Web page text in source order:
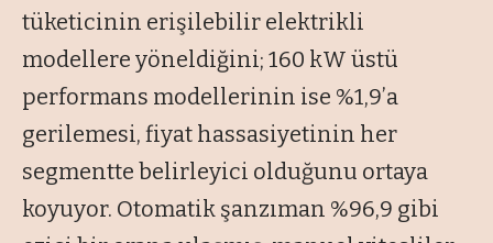
tüketicinin erişilebilir elektrikli
modellere yöneldiğini; 160 kW üstü
performans modellerinin ise %1,9’a
gerilemesi, fiyat hassasiyetinin her
segmentte belirleyici olduğunu ortaya
koyuyor. Otomatik şanzıman %96,9 gibi